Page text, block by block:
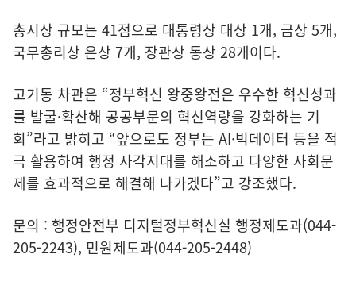
총시상 규모는 41점으로 대통령상 대상 1개, 금상 5개,
국무총리상 은상 7개, 장관상 동상 28개이다.
고기동 차관은 “정부혁신 왕중왕전은 우수한 혁신성과
를 발굴·확산해 공공부문의 혁신역량을 강화하는 기
회”라고 밝히고 “앞으로도 정부는 AI·빅데이터 등을 적
극 활용하여 행정 사각지대를 해소하고 다양한 사회문
제를 효과적으로 해결해 나가겠다”고 강조했다.
문의 : 행정안전부 디지털정부혁신실 행정제도과(044-
205-2243), 민원제도과(044-205-2448)